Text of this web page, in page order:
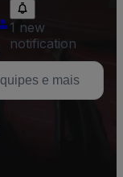
1 new
notification